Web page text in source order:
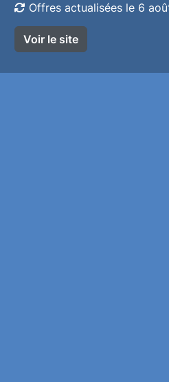
Offres actualisées le 6
Voir le site